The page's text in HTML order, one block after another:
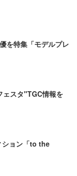
を特集「モデルプレ
ェスタ"TGC情報を
ョン「to the